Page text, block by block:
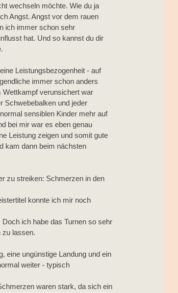
wechseln möchte. Wie du ja
Angst. Angst vor dem rauen
ich immer schon sehr
hat. Und so kannst du dir
Leistungsbezogenheit - auf
immer schon anders
Wettkampf verunsichert war
Schwebebalken und jeder
sensiblen Kinder mehr auf
bei mir war es eben genau
Leistung zeigen und somit gute
kam dann beim nächsten
zu streiken: Schmerzen in den
konnte ich mir noch
ich habe das Turnen so sehr
zu lassen.
eine ungünstige Landung und ein
weiter - typisch
waren stark, da sich ein